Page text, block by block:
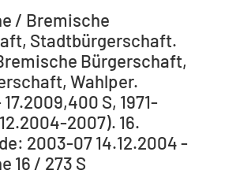
/ Bremische
Stadtbürgerschaft.
Bürgerschaft,
Wahlper.
17.2009,400 S, 1971-
2007). 16.
2003-07 14.12.2004 -
16 / 273 S